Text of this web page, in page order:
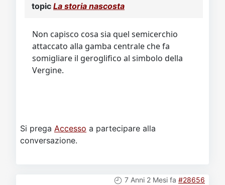
topic La storia nascosta
Non capisco cosa sia quel semicerchio
attaccato alla gamba centrale che fa
somigliare il geroglifico al simbolo della
Vergine.
Si prega Accesso a partecipare alla
conversazione.
7 Anni 2 Mesi fa #28656